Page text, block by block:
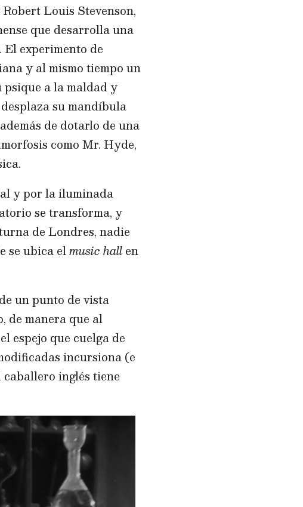
Louis Stevenson,
que desarrolla una
experimento de
y al mismo tiempo un
psique a la maldad y
su mandíbula
de dotarlo de una
como Mr. Hyde,
y por la iluminada
se transforma, y
de Londres, nadie
se ubica elmusic hallen
un punto de vista
de manera que al
espejo que cuelga de
incursiona (e
inglés tiene